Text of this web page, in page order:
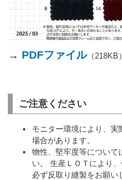
→ PDFファイル（218KB
ご注意ください
モニター環境により、実
場合があります。
物性、堅牢度等について
い。 生産ＬＯＴにより
必ず反取り縫製をお願い